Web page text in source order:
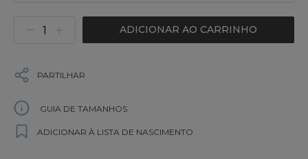
ADICIONAR AO CARRINHO
PARTILHAR
GUIA DE TAMANHOS
ADICIONAR À LISTA DE NASCIMENTO